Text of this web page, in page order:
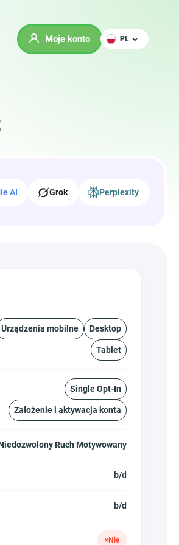
Moje konto PL
AI Grok Perplexity
Urządzenia mobilne Desktop
Tablet
Single Opt-In
Założenie i aktywacja konta
Ruch Motywowany
b/d
b/d
×Nie